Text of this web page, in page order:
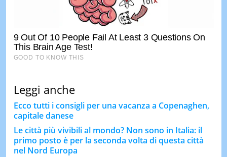
Leggi anche
Ecco tutti i consigli per una vacanza a Copenaghen,
capitale danese
Le città più vivibili al mondo? Non sono in Italia: il
primo posto è per la seconda volta di questa città
nel Nord Europa